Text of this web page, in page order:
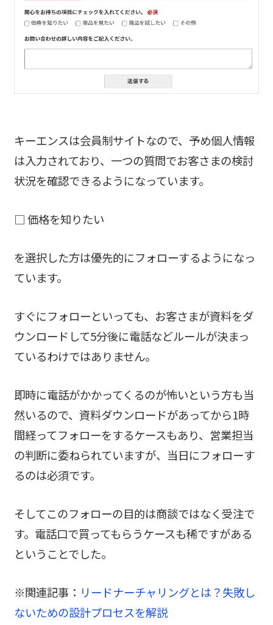
キーエンスは会員制サイトなので、予め個人情報
は入力されており、一つの質問でお客さまの検討
状況を確認できるようになっています。
□ 価格を知りたい
を選択した方は優先的にフォローするようになっ
ています。
すぐにフォローといっても、お客さまが資料をダ
ウンロードして5分後に電話などルールが決まっ
ているわけではありません。
即時に電話がかかってくるのが怖いという方も当
然いるので、資料ダウンロードがあってから1時
間経ってフォローをするケースもあり、営業担当
の判断に委ねられていますが、当日にフォローす
るのは必須です。
そしてこのフォローの目的は商談ではなく受注で
す。電話口で買ってもらうケースも稀ですがある
ということでした。
※関連記事： リードナーチャリングとは？失敗し
ないための設計プロセスを解説